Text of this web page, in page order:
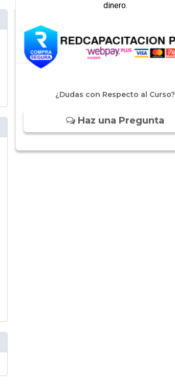
dinero.
¿Dudas con Respecto al Curso?
Haz una Pregunta